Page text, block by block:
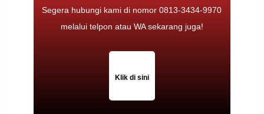
Segera hubungi kami di nomor 0813-3434-9970
melalui telpon atau WA sekarang juga!
Klik di sini